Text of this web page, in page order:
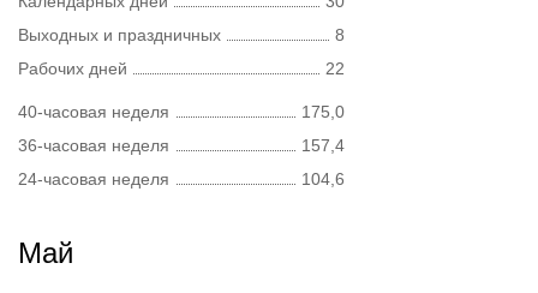
Выходных и праздничных
8
Рабочих дней
22
40-часовая неделя
175,0
36-часовая неделя
157,4
24-часовая неделя
104,6
Май